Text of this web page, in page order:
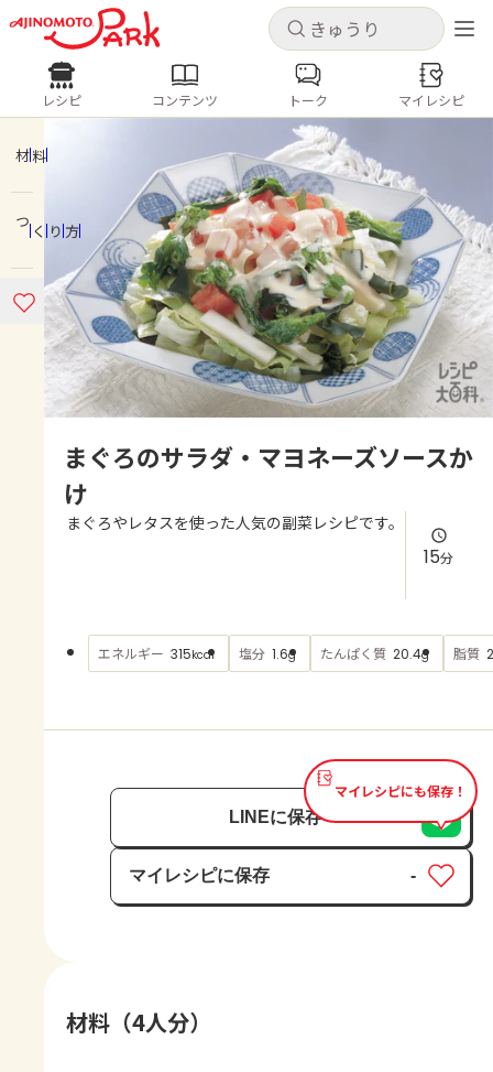
キャンセル
ログインするとレシピを保存できます
ログイン 新規登録
ホーム
コンテンツ
レシピ
キャンセル
レシピ コンテンツ
人気の食材・レシピ
きゅうり なす トマト
とうもろこし
ピーマン
みょうが ゴーヤ
レシピ コンテンツ トーク マイレシピ
材料
つくり方
まぐろのサラダ・マヨネーズソースか
け
まぐろやレタスを使った人気の副菜レシピです。
15分
エネルギー 315kcal 塩分 1.6g たんぱく質 20.4g 脂質
マイレシピにも保存！
LINEに保存
マイレシピに保存
保存済み
-
材料（4人分）